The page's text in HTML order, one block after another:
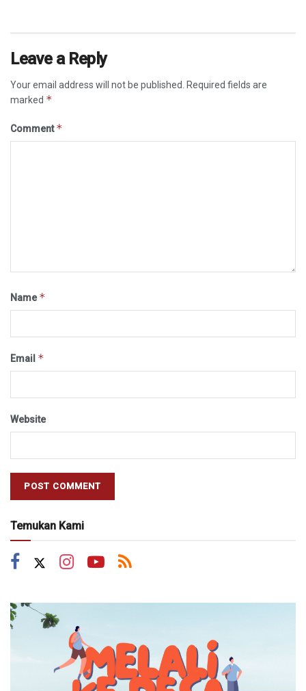
Leave a Reply
Your email address will not be published.
Required fields are
marked *
Comment*
Name*
Email *
Website
Temukan Kami